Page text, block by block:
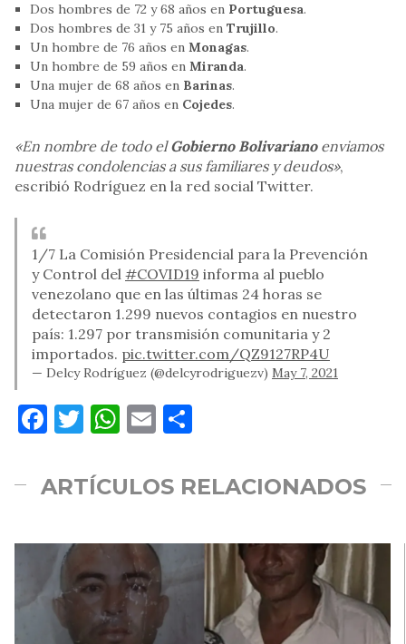
Dos hombres de 72 y 68 años en Portuguesa.
Dos hombres de 31 y 75 años en Trujillo.
Un hombre de 76 años en Monagas.
Un hombre de 59 años en Miranda.
Una mujer de 68 años en Barinas.
Una mujer de 67 años en Cojedes.
«En nombre de todo elGobierno Bolivariano enviamos
nuestras condolencias a sus familiares y deudos»,
escribió Rodríguez en la red social Twitter.
1/7 La Comisión Presidencial para la Prevención
y Control del #COVID19 informa al pueblo
venezolano que en las últimas 24 horas se
detectaron 1.299 nuevos contagios en nuestro
país: 1.297 por transmisión comunitaria y 2
importados. pic.twitter.com/QZ9127RP4U
— Delcy Rodríguez (@delcyrodriguezv) May 7, 2021
Facebook
Twitter
WhatsApp
Email
ARTÍCULOS RELACIONADOS